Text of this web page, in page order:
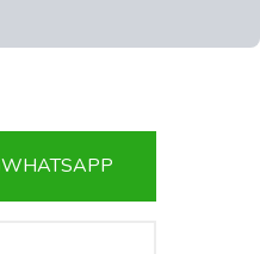
WHATSAPP